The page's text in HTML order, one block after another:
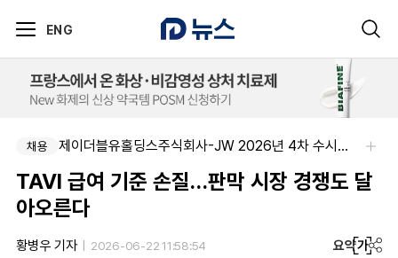
ENG
채용 제이더블유홀딩스주식회사-JW 2026년 4차 수시채용
TAVI 급여 기준 손질…판막 시장 경쟁도 달
아오른다
황병우 기자 2026-06-22 11:58:54 요약가